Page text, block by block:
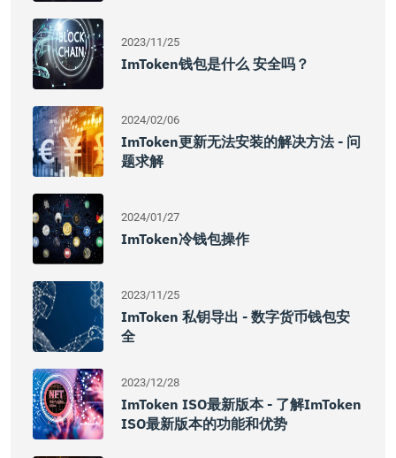
2023/11/25
ImToken钱包是什么 安全吗？
2024/02/06
ImToken更新无法安装的解决方法 - 问
题求解
2024/01/27
ImToken冷钱包操作
2023/11/25
ImToken 私钥导出 - 数字货币钱包安
全
2023/12/28
ImToken ISO最新版本 - 了解imToken
ISO最新版本的功能和优势